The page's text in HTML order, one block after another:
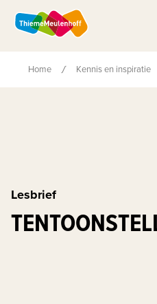
Home Kennis en inspiratie
Lesbrief